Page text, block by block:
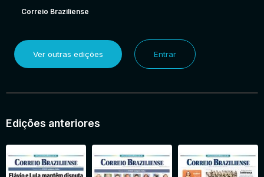
Correio Braziliense
Ver outras edições Entrar
Edições anteriores